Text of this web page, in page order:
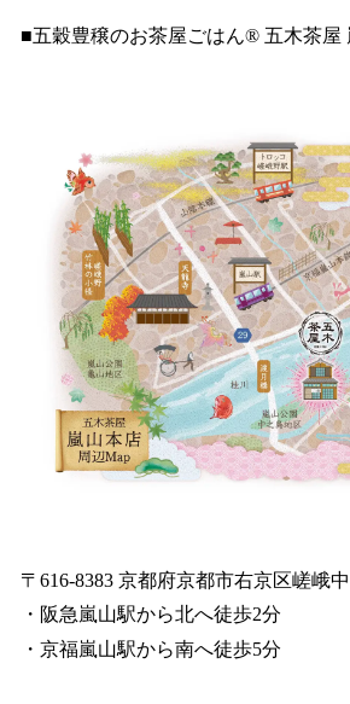
■五穀豊穣のお茶屋ごはん®︎ 五木茶
〒616-8383 京都府京都市右京区嵯峨
・阪急嵐山駅から北へ徒歩2分
・京福嵐山駅から南へ徒歩5分